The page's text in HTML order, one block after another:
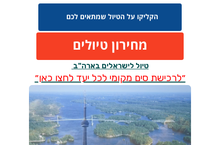
הקליקו על הטיול שמתאים לכם
טיול לישראלים בארה"ב
מחירון טיולים
״לרכישת סים מקומי לכל יעד לחצו כאן״